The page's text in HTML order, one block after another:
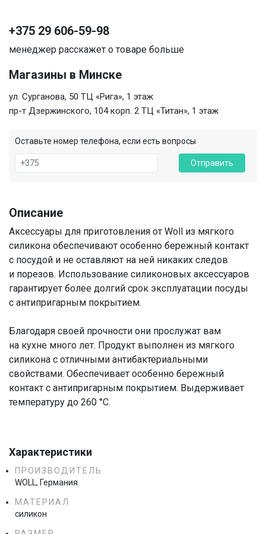
+375 29 606-59-98
менеджер расскажет о товаре больше
Магазины в Минске
ул. Сурганова, 50 ТЦ «Рига», 1 этаж
пр-т Дзержинского, 104 корп. 2 ТЦ «Титан», 1 этаж
Оставьте номер телефона, если есть вопросы
Отправить
Описание
Аксессуары для приготовления от Woll из мягкого
силикона обеспечивают особенно бережный контакт
с посудой и не оставляют на ней никаких следов
и порезов. Использование силиконовых аксессуаров
гарантирует более долгий срок эксплуатации посуды
с антипригарным покрытием.
Благодаря своей прочности они прослужат вам
на кухне много лет. Продукт выполнен из мягкого
силикона с отличными антибактериальными
свойствами. Обеспечивает особенно бережный
контакт с антипригарным покрытием. Выдерживает
температуру до 260 °C.
Характеристики
ПРОИЗВОДИТЕЛЬ
WOLL, Германия
МАТЕРИАЛ
силикон